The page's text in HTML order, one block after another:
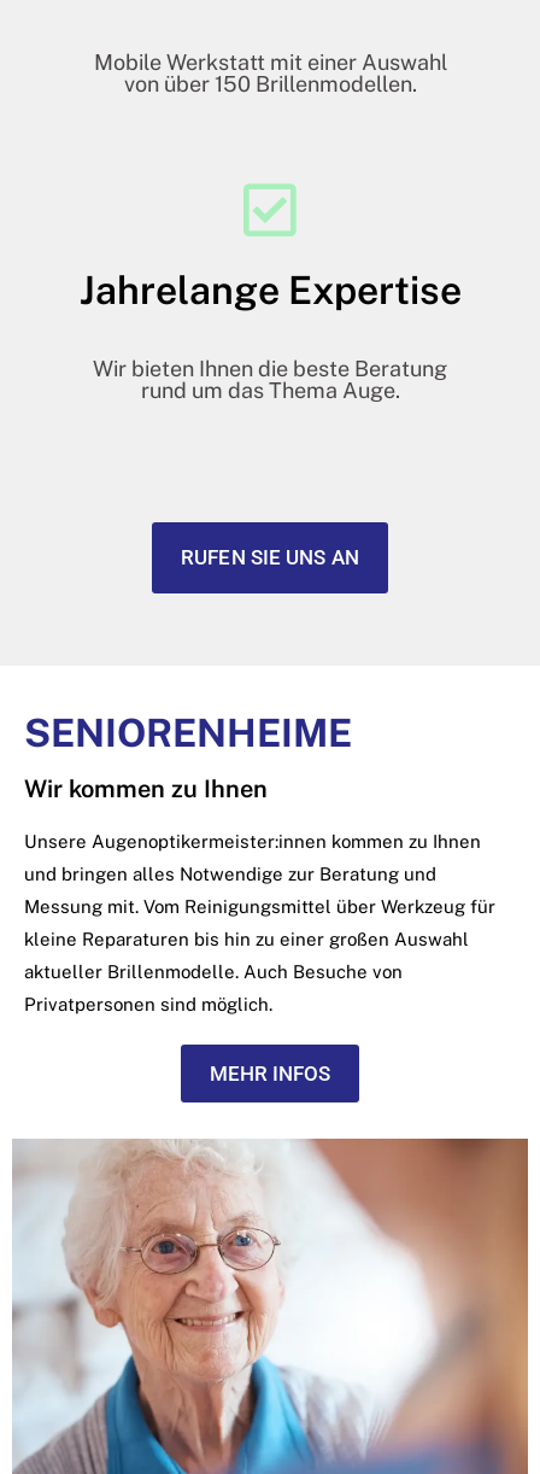
Mobile Werkstatt mit einer Auswahl
von über 150 Brillenmodellen.
Jahrelange Expertise
Wir bieten Ihnen die beste Beratung
rund um das Thema Auge.
RUFEN SIE UNS AN
SENIORENHEIME
Wir kommen zu Ihnen
Unsere Augenoptikermeister:innen kommen zu Ihnen
und bringen alles Notwendige zur Beratung und
Messung mit. Vom Reinigungsmittel über Werkzeug für
kleine Reparaturen bis hin zu einer großen Auswahl
aktueller Brillenmodelle. Auch Besuche von
Privatpersonen sind möglich.
MEHR INFOS